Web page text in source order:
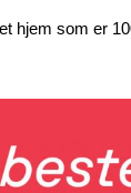
hjem som er